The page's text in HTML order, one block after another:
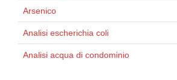
Arsenico
Analisi escherichia coli
Analisi acqua di condominio